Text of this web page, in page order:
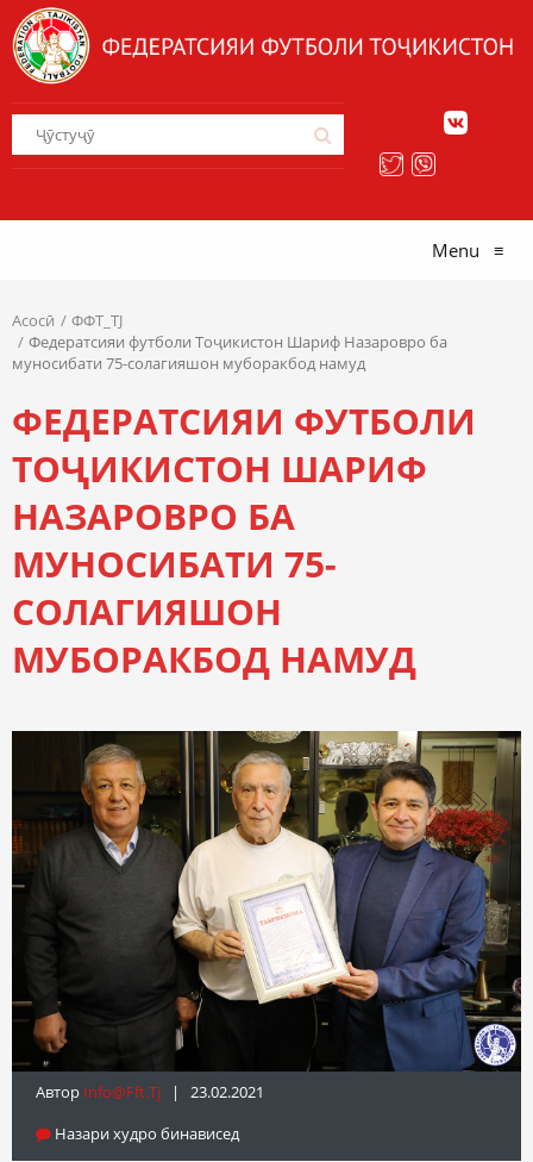
Menu ≡
Асосӣ
ФФТ_TJ
Федератсияи футболи Тоҷикистон Шариф Назаровро ба
муносибати 75-солагияшон муборакбод намуд
ФЕДЕРАТСИЯИ ФУТБОЛИ
ТОҶИКИСТОН ШАРИФ
НАЗАРОВРО БА
МУНОСИБАТИ 75-
СОЛАГИЯШОН
МУБОРАКБОД НАМУД
Автор Info@fft.tj | 23.02.2021
Назари худро бинависед